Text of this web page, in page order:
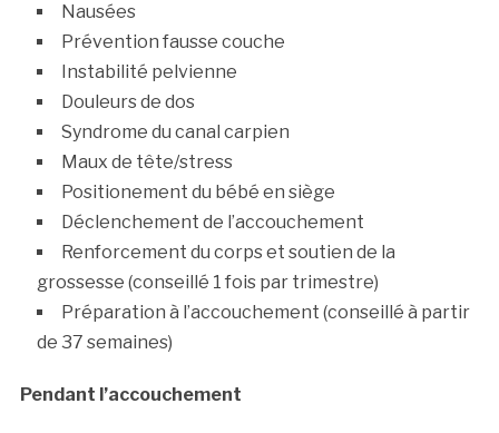
Nausées
Prévention fausse couche
Instabilité pelvienne
Douleurs de dos
Syndrome du canal carpien
Maux de tête/stress
Positionement du bébé en siège
Déclenchement de l’accouchement
Renforcement du corps et soutien de la
grossesse (conseillé 1 fois par trimestre)
Préparation à l’accouchement (conseillé à partir
de 37 semaines)
Pendant l’accouchement